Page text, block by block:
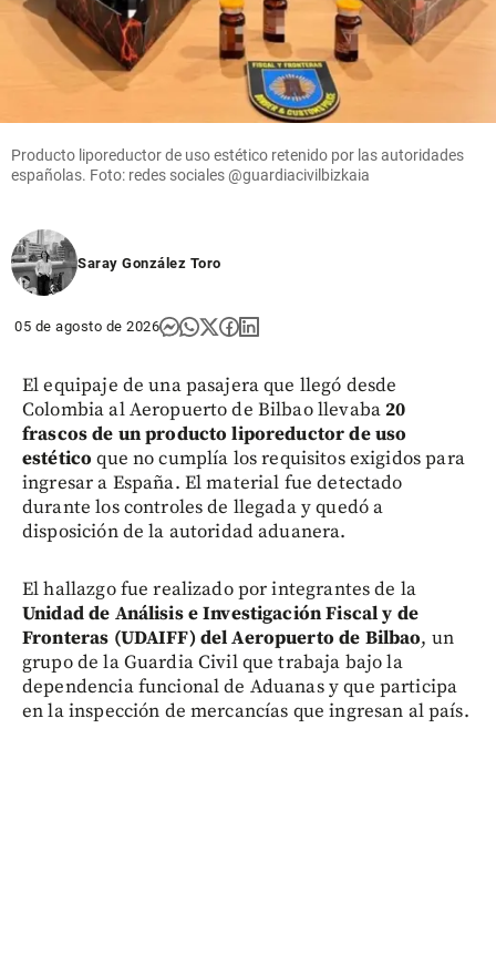
Producto liporeductor de uso estético retenido por las autoridades
españolas. Foto: redes sociales @guardiacivilbizkaia
Saray González Toro
05 de agosto de 2026
El equipaje de una pasajera que llegó desde
Colombia al Aeropuerto de Bilbao llevaba20
frascos de un producto liporeductor de uso
estético que no cumplía los requisitos exigidos para
ingresar a España. El material fue detectado
durante los controles de llegada y quedó a
disposición de la autoridad aduanera.
El hallazgo fue realizado por integrantes de la
Unidad de Análisis e Investigación Fiscal y de
Fronteras (UDAIFF) del Aeropuerto de Bilbao, un
grupo de la Guardia Civil que trabaja bajo la
dependencia funcional de Aduanas y que participa
en la inspección de mercancías que ingresan al país.